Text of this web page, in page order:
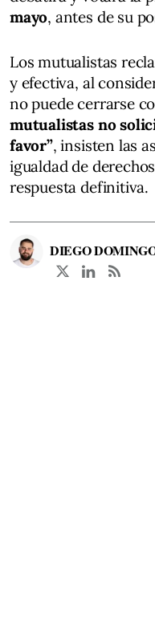
mayo, antes de su
Los mutualistas
y efectiva, al
no puede cerrarse
mutualistas no
favor”, insisten las
igualdad de
respuesta definitiva.
DIEGO